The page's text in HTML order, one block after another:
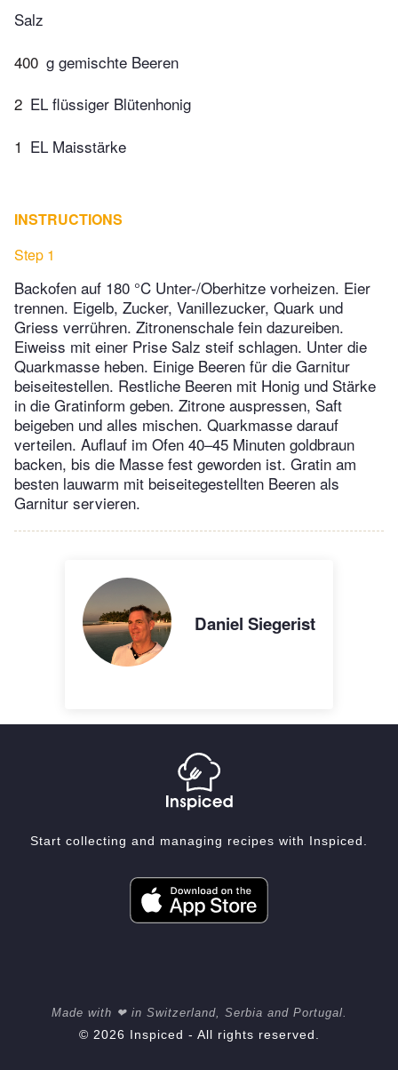
Salz
400 g gemischte Beeren
2 EL flüssiger Blütenhonig
1 EL Maisstärke
INSTRUCTIONS
Step 1
Backofen auf 180 °C Unter-/Oberhitze vorheizen. Eier
trennen. Eigelb, Zucker, Vanillezucker, Quark und
Griess verrühren. Zitronenschale fein dazureiben.
Eiweiss mit einer Prise Salz steif schlagen. Unter die
Quarkmasse heben. Einige Beeren für die Garnitur
beiseitestellen. Restliche Beeren mit Honig und Stärke
in die Gratinform geben. Zitrone auspressen, Saft
beigeben und alles mischen. Quarkmasse darauf
verteilen. Auflauf im Ofen 40–45 Minuten goldbraun
backen, bis die Masse fest geworden ist. Gratin am
besten lauwarm mit beiseitegestellten Beeren als
Garnitur servieren.
Daniel Siegerist
Start collecting and managing recipes with Inspiced.
Made with ❤ in Switzerland, Serbia and Portugal.
© 2026 Inspiced - All rights reserved.